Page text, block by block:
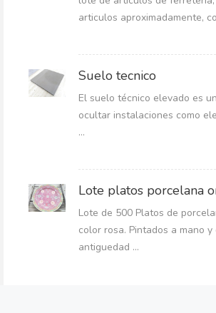
articulos aproximadamente,
Suelo tecnico
El suelo técnico elevado es
ocultar instalaciones como
...
Lote platos porcelana
Lote de 500 Platos de
color rosa. Pintados a mano y
antiguedad ...